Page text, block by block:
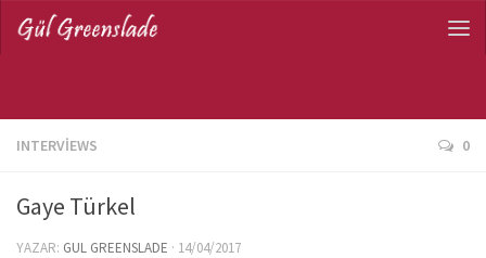
INTERVIEWS 0
Gaye Türkel
YAZAR: GUL GREENSLADE · 14/04/2017